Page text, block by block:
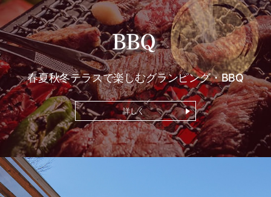
春夏秋冬テラスで楽しむグランピング・BBQ
詳しく